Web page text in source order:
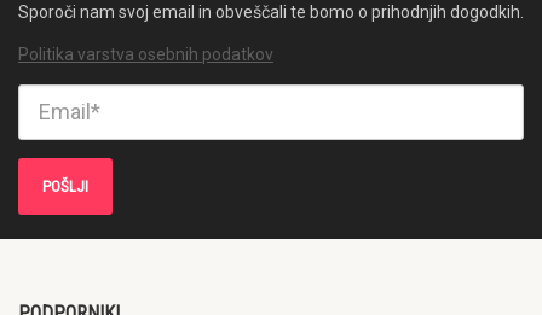
Sporoči nam svoj email in obveščali te bomo o prihodnjih dogodkih.
Politika varstva osebnih podatkov